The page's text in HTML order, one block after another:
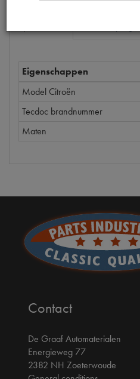
Eigenschappen
Model Citroën
Tecdoc brandnummer
Maten
Contact
De Graaf Automaterialen
Energieweg 77
2382 NH Zoeterwoude